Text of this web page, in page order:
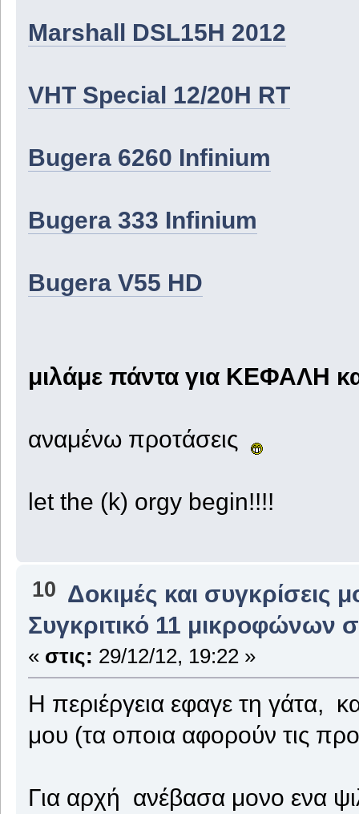
Marshall DSL15H 2012
VHT Special 12/20H RT
Bugera 6260 Infinium
Bugera 333 Infinium
Bugera V55 HD
μιλάμε πάντα για ΚΕΦΑΛΗ
αναμένω προτάσεις
let the (k) orgy begin!!!!
10 Δοκιμές και συγκρίσεις
Συγκριτικό 11 μικροφώνων
« στις: 29/12/12, 19:22 »
Η περιέργεια εφαγε τη γάτα,
μου (τα οποια αφορούν τις
Για αρχή ανέβασα μονο ενα